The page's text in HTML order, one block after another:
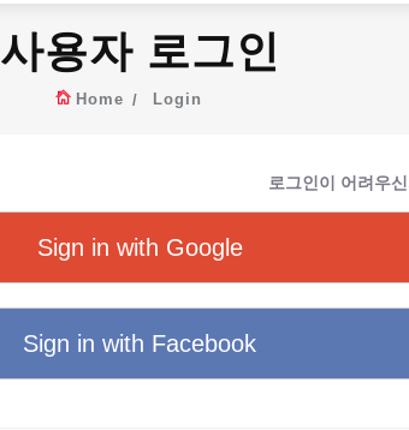
사용자 로그인
Home Login
로그인이 어려우
Sign in with Google
Sign in with Facebook